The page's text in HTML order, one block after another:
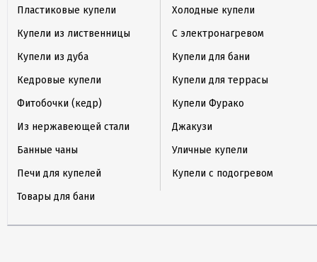
Пластиковые купели
Купели из лиственницы
Купели из дуба
Кедровые купели
Фитобочки (кедр)
Из нержавеющей стали
Банные чаны
Печи для купелей
Товары для бани
Холодные купели
С электронагревом
Купели для бани
Купели для террасы
Купели Фурако
Джакузи
Уличные купели
Купели с подогревом